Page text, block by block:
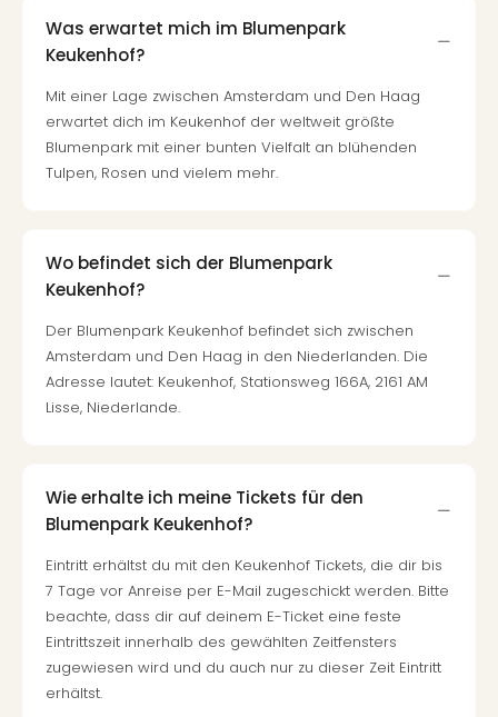
Was erwartet mich im Blumenpark
Keukenhof?
Mit einer Lage zwischen Amsterdam und Den Haag
erwartet dich im Keukenhof der weltweit größte
Blumenpark mit einer bunten Vielfalt an blühenden
Tulpen, Rosen und vielem mehr.
Wo befindet sich der Blumenpark
Keukenhof?
Der Blumenpark Keukenhof befindet sich zwischen
Amsterdam und Den Haag in den Niederlanden. Die
Adresse lautet: Keukenhof, Stationsweg 166A, 2161 AM
Lisse, Niederlande.
Wie erhalte ich meine Tickets für den
Blumenpark Keukenhof?
Eintritt erhältst du mit den Keukenhof Tickets, die dir bis
7 Tage vor Anreise per E-Mail zugeschickt werden. Bitte
beachte, dass dir auf deinem E-Ticket eine feste
Eintrittszeit innerhalb des gewählten Zeitfensters
zugewiesen wird und du auch nur zu dieser Zeit Eintritt
erhältst.